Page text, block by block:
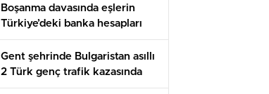
etti
Boşanma davasında eşlerin
Türkiye’deki banka hesapları
paylaşılır mı?
Gent şehrinde Bulgaristan asıllı
2 Türk genç trafik kazasında
yaşamını kaybetti